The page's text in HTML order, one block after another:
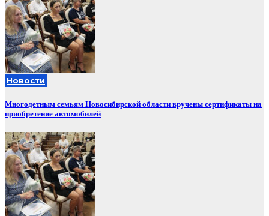
Новости
Многодетным семьям Новосибирской области вручены сертификаты на
приобретение автомобилей